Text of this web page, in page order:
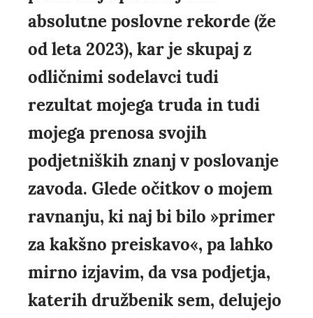
absolutne poslovne rekorde (že
od leta 2023), kar je skupaj z
odličnimi sodelavci tudi
rezultat mojega truda in tudi
mojega prenosa svojih
podjetniških znanj v poslovanje
zavoda. Glede očitkov o mojem
ravnanju, ki naj bi bilo »primer
za kakšno preiskavo«, pa lahko
mirno izjavim, da vsa podjetja,
katerih družbenik sem, delujejo